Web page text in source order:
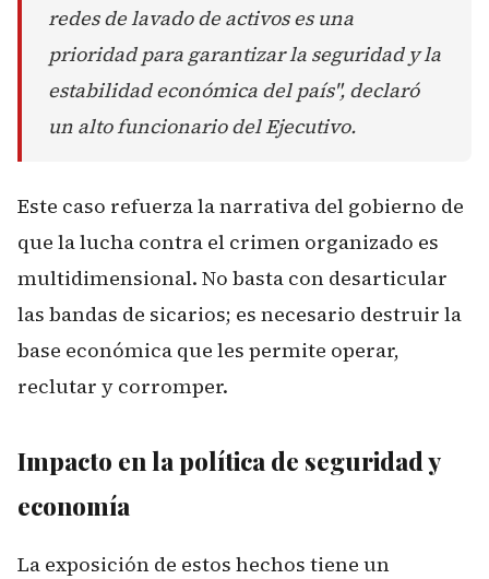
redes de lavado de activos es una
prioridad para garantizar la seguridad y la
estabilidad económica del país", declaró
un alto funcionario del Ejecutivo.
Este caso refuerza la narrativa del gobierno de
que la lucha contra el crimen organizado es
multidimensional. No basta con desarticular
las bandas de sicarios; es necesario destruir la
base económica que les permite operar,
reclutar y corromper.
Impacto en la política de seguridad y
economía
La exposición de estos hechos tiene un